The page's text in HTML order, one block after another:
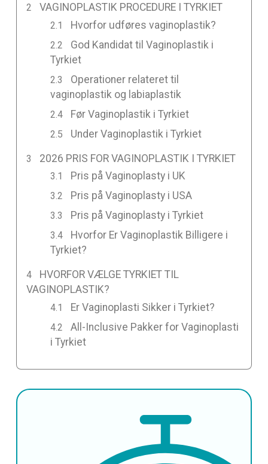
VAGINOPLASTIK PROCEDURE I TYRKIET
Hvorfor udføres vaginoplastik?
God Kandidat til Vaginoplastik i
Tyrkiet
Operationer relateret til
vaginoplastik og labiaplastik
Før Vaginoplastik i Tyrkiet
Under Vaginoplastik i Tyrkiet
2026 PRIS FOR VAGINOPLASTIK I TYRKIET
Pris på Vaginoplasty i UK
Pris på Vaginoplasty i USA
Pris på Vaginoplasty i Tyrkiet
Hvorfor Er Vaginoplastik Billigere i
Tyrkiet?
HVORFOR VÆLGE TYRKIET TIL
VAGINOPLASTIK?
Er Vaginoplasti Sikker i Tyrkiet?
All-Inclusive Pakker for Vaginoplasti
i Tyrkiet